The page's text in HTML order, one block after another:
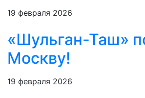
19 февраля 2026
«Шульган-Таш»
Москву!
19 февраля 2026